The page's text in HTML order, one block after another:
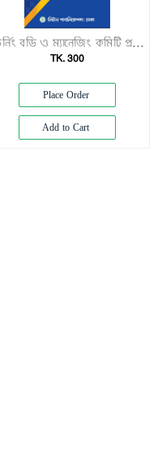
গভর্নিং বডি ও ম্যানেজিং কমিটি প্রবিধানমালা-২০২৫
TK. 300
Place Order
Add to Cart